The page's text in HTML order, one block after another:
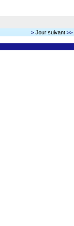
> Jour suivant >>